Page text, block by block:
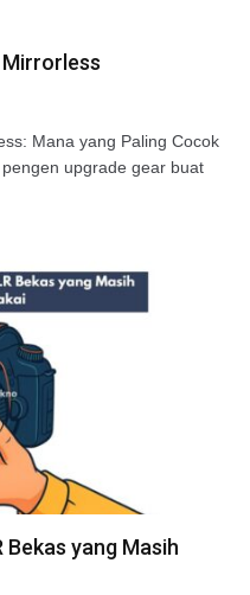
Mana yang Paling Cocok
upgrade gear buat
Bekas yang Masih